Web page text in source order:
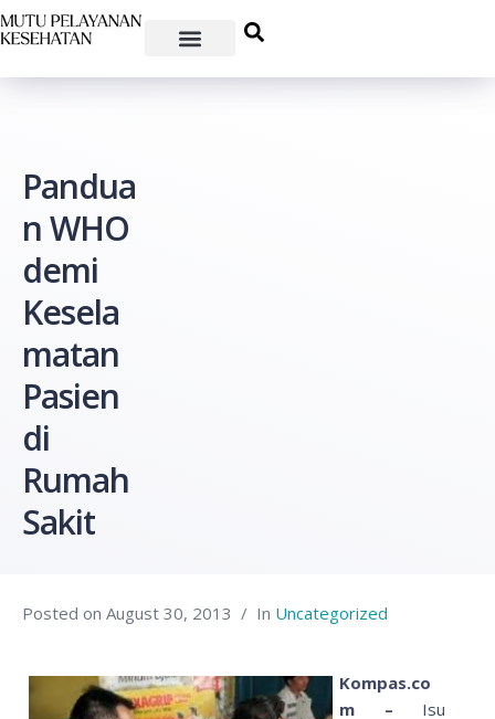
Pandua
n WHO
demi
Kesela
matan
Pasien
di
Rumah
Sakit
Posted on August 30, 2013 In Uncategorized
Kompas.co
m – Isu